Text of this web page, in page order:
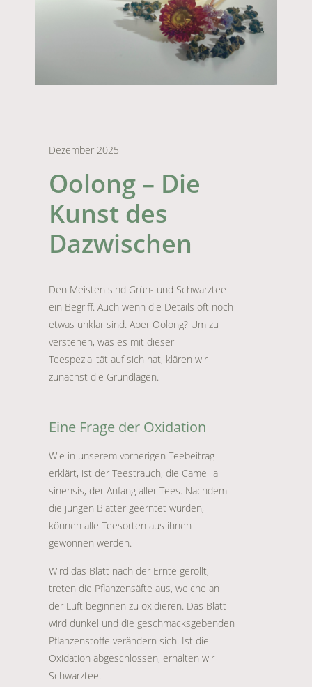
Dezember 2025
Oolong – Die
Kunst des
Dazwischen
Den Meisten sind Grün- und Schwarztee
ein Begriff. Auch wenn die Details oft noch
etwas unklar sind. Aber Oolong? Um zu
verstehen, was es mit dieser
Teespezialität auf sich hat, klären wir
zunächst die Grundlagen.
Eine Frage der Oxidation
Wie in unserem vorherigen Teebeitrag
erklärt, ist der Teestrauch, die Camellia
sinensis, der Anfang aller Tees. Nachdem
die jungen Blätter geerntet wurden,
können alle Teesorten aus ihnen
gewonnen werden.
Wird das Blatt nach der Ernte gerollt,
treten die Pflanzensäfte aus, welche an
der Luft beginnen zu oxidieren. Das Blatt
wird dunkel und die geschmacksgebenden
Pflanzenstoffe verändern sich. Ist die
Oxidation abgeschlossen, erhalten wir
Schwarztee.